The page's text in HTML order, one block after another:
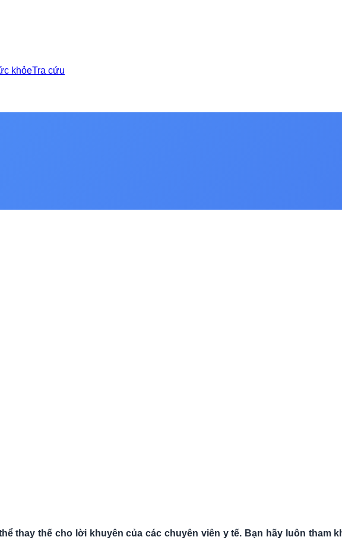
khỏeTra cứu
thay thế cho lời khuyên của các chuyên viên y tế. Bạn hãy luôn tham